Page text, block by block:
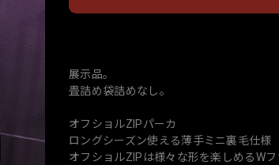
展示品。
畳詰め袋詰めなし。
オフショルZIPパーカ
ロングシーズン使える薄手ミニ裏毛仕様
オフショルZIPは様々な形を楽しめるW